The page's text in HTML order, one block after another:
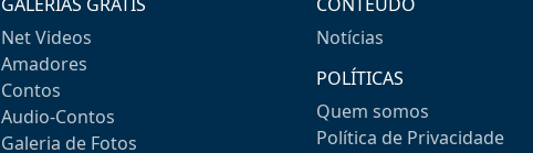
Net Videos
Amadores
Contos
Audio-Contos
Galeria de Fotos
Notícias
POLÍTICAS
Quem somos
Política de Privacidade